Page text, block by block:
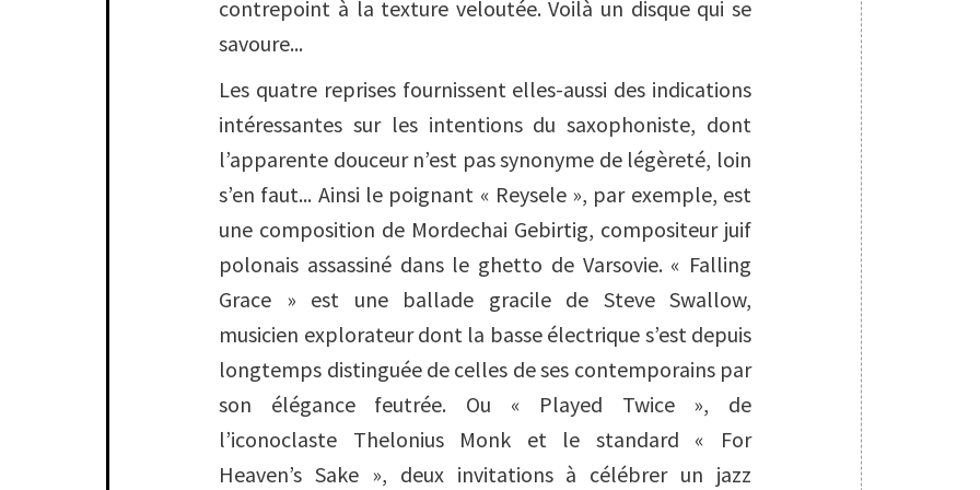
contrepoint à la texture veloutée. Voilà un disque qui se
savoure...
Les quatre reprises fournissent elles-aussi des indications
intéressantes sur les intentions du saxophoniste, dont
l’apparente douceur n’est pas synonyme de légèreté, loin
s’en faut... Ainsi le poignant « Reysele », par exemple, est
une composition de Mordechai Gebirtig, compositeur juif
polonais assassiné dans le ghetto de Varsovie. « Falling
Grace » est une ballade gracile de Steve Swallow,
musicien explorateur dont la basse électrique s’est depuis
longtemps distinguée de celles de ses contemporains par
son élégance feutrée. Ou « Played Twice », de
l’iconoclaste Thelonius Monk et le standard « For
Heaven’s Sake », deux invitations à célébrer un jazz